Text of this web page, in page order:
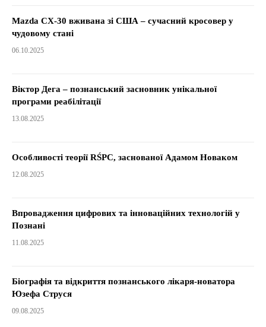
Mazda CX-30 вживана зі США – сучасний кросовер у
чудовому стані
06.10.2025
Віктор Дега – познанський засновник унікальної
програми реабілітації
13.08.2025
Особливості теорії RŚPC, заснованої Адамом Новаком
12.08.2025
Впровадження цифрових та інноваційних технологій у
Познані
11.08.2025
Біографія та відкриття познанського лікаря-новатора
Юзефа Струся
09.08.2025